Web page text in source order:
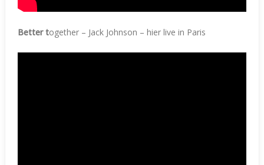
Better together – Jack Johnson – hier live in Paris